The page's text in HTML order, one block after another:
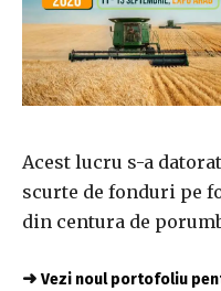
Acest lucru s-a
scurte de fonduri pe
din centura de
➜ Vezi noul portofoliu